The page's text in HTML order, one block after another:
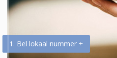
1. Bel lokaal nummer +